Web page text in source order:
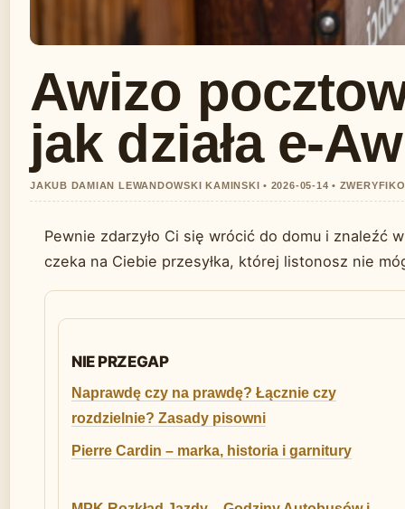
Awizo
jak działa e-
JAKUB DAMIAN LEWANDOWSKI KAMINSKI • 2026-05-14 •
Pewnie zdarzyło Ci się wrócić do domu i znaleźć
czeka na Ciebie przesyłka, której listonosz nie
NIE PRZEGAP
Naprawdę czy na prawdę? Łącznie czy
rozdzielnie? Zasady pisowni
Pierre Cardin – marka, historia i garnitury